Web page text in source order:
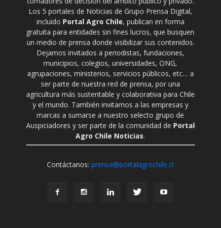
Los 5 portales de Noticias de Grupo Prensa Digital,
incluido Portal Agro Chile, publican en forma
gratuita para entidades sin fines lucros, que busquen
un medio de prensa donde visibilizar sus contenidos.
Dejamos invitados a periodistas, fundaciones,
municipios, colegios, universidades, ONG,
agrupaciones, ministerios, servicios públicos, etc… a
ser parte de nuestra red de prensa, por una
agricultura más sustentable y colaborativa para Chile
y el mundo. También invitamos a las empresas y
marcas a sumarse a nuestro selecto grupo de
Auspiciadores y ser parte de la comunidad de Portal
Agro Chile Noticias.
Contáctanos:prensa@portalagrochile.cl